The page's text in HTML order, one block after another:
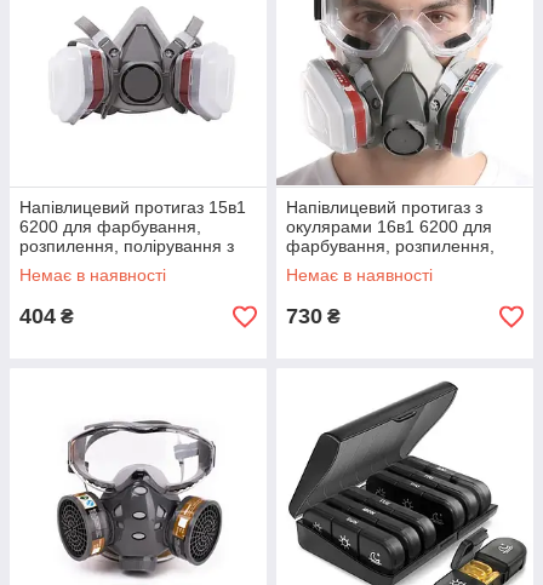
Напівлицевий протигаз 15в1
6200 для фарбування,
розпилення, полірування з
бавовняним фільтром
Немає в наявності
404 ₴
Напівлицевий протигаз з
окулярами 16в1 6200 для
фарбування, розпилення,
полірування з бавовняним
фільтром
Немає в наявності
730 ₴